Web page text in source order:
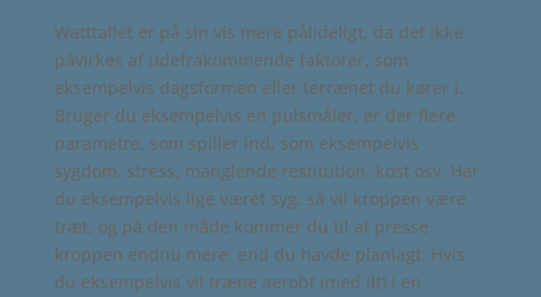
Watttallet er på sin vis mere pålideligt, da det ikke
påvirkes af udefrakommende faktorer, som
eksempelvis dagsformen eller terrænet du kører i.
Bruger du eksempelvis en pulsmåler, er der flere
parametre, som spiller ind, som eksempelvis
sygdom, stress, manglende restitution, kost osv. Har
du eksempelvis lige været syg, så vil kroppen være
træt, og på den måde kommer du til at presse
kroppen endnu mere, end du havde planlagt. Hvis
du eksempelvis vil træne aerobt (med ilt) i en